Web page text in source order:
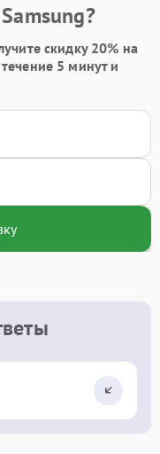
скидку 20% на
5 минут и